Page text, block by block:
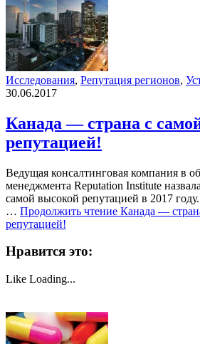
Исследования, Репутация регионов,
30.06.2017
Канада — страна с
репутацией!
Ведущая консалтинговая компания в
менеджмента Reputation Institute‏ назвала страны, обладающие
самой высокой репутацией в 2017
… Продолжить чтение Канада —
репутацией!
Нравится это:
Like Loading...